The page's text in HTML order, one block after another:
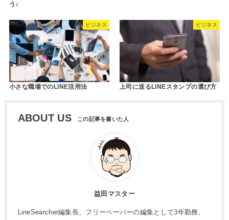
う♪
ビジネス
小さな職場でのLINE活用法
ビジネス
上司に送るLINEスタンプの選び方
ABOUT US
益田マスター
LineSearcher編集長。フリーペーパーの編集として3年勤務、